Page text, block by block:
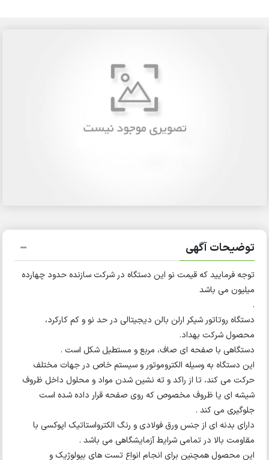
آگهی
فرمایید که قیمت نو این دستگاه در شرکت سازنده حدود چهارده
می باشد
روتاتور شیکر ارلن بالن دیجیتالی در حد نو و کم کارکرد،
شرکت بهداد.
با صفحه ای صاف، مربع و مستطیل شکل است .
دستگاه به وسیله الکتروموتور و سیستم خاص در جهات مختلف
می کند، تا از راکد و ته نشین شدن مواد و محلول داخل ظروف
ای یا ظروف مخصوص که روی صفحه قرار داده شده است
می کند .
بدنه ای از جنس ورق فولادی و رنگ الکترواستاتیک اپوکسی با
بالا در تمامی شرایط آزمایشگاهی می باشد .
محصول همچنین برای انجام انواع تست های بیولوژیک و